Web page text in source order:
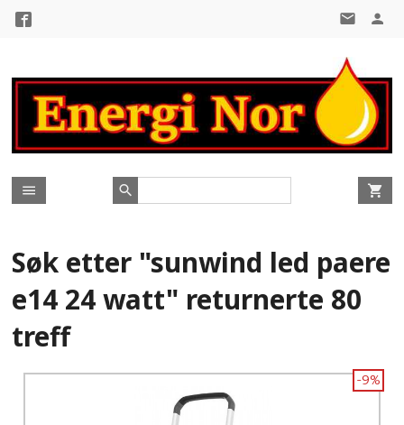
Søk etter "sunwind led paere
e14 24 watt" returnerte 80
treff
-9%